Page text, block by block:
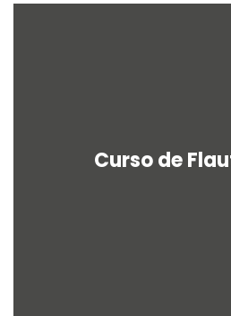
Curso de